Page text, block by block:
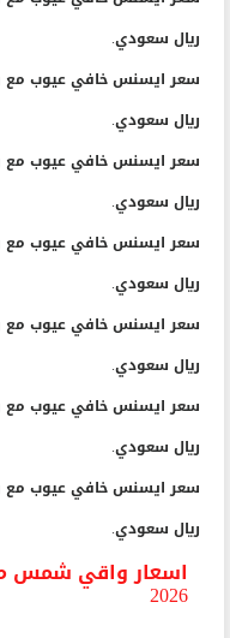
ريال سعودي.
ريال سعودي.
ريال سعودي.
ريال سعودي.
ريال سعودي.
ريال سعودي.
ريال سعودي.
اسعار واقي شمس
2026